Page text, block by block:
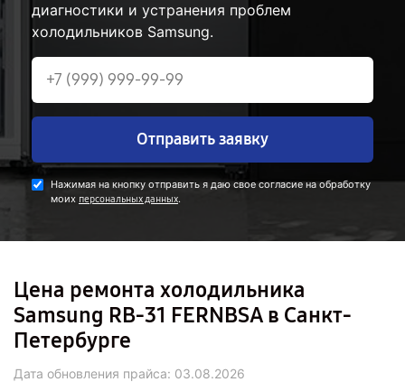
диагностики и устранения проблем
холодильников Samsung.
Отправить заявку
Нажимая на кнопку отправить я даю свое согласие на обработку
моих персональных данных.
Цена ремонта холодильника
Samsung RB-31 FERNBSA в Санкт-
Петербурге
Дата обновления прайса: 03.08.2026